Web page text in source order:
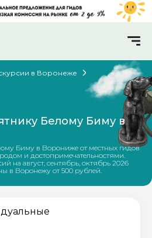
в Воронеже
Белому Биму в
Биму в Ворониже от местных гидов
и достопримечательностями.
на август, сентябрь, октябрь 2026
в Воронежу от 500 рублей.